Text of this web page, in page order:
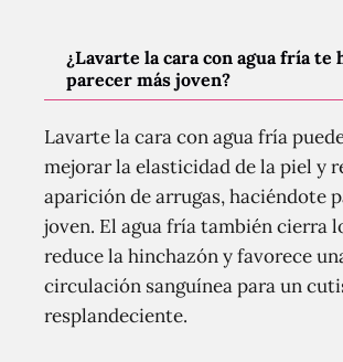
¿Lavarte la cara con agua fría te
parecer más joven?
Lavarte la cara con agua fría
mejorar la elasticidad de la piel y
aparición de arrugas, haciéndote
joven. El agua fría también cierra
reduce la hinchazón y favorece
circulación sanguínea para un
resplandeciente.